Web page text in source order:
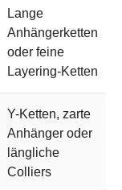
Lange
Anhängerketten
oder feine
Layering-Ketten
Y-Ketten, zarte
Anhänger oder
längliche
Colliers